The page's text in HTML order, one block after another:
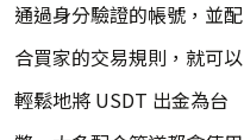
通過身分驗證的帳號，並配
合買家的交易規則，就可以
輕鬆地將 USDT 出金為台